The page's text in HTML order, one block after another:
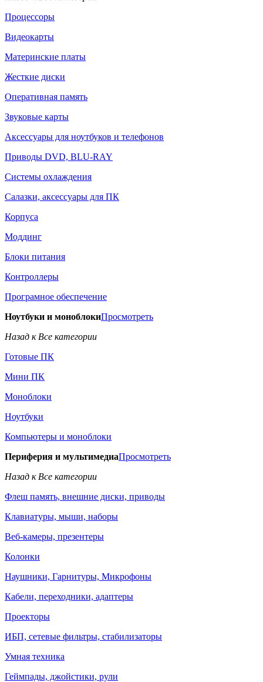
Процессоры
Видеокарты
Материнские платы
Жесткие диски
Оперативная память
Звуковые карты
Аксессуары для ноутбуков и телефонов
Приводы DVD, BLU-RAY
Системы охлаждения
Салазки, аксессуары для ПК
Корпуса
Моддинг
Блоки питания
Контроллеры
Програмное обеспечение
Ноутбуки и моноблокиПросмотреть
Назад к Все категории
Готовые ПК
Мини ПК
Моноблоки
Ноутбуки
Компьютеры и моноблоки
Периферия и мультимедиаПросмотреть
Назад к Все категории
Флеш память, внешние диски, приводы
Клавиатуры, мыши, наборы
Веб-камеры, презентеры
Колонки
Наушники, Гарнитуры, Микрофоны
Кабели, переходники, адаптеры
Проекторы
ИБП, сетевые фильтры, стабилизаторы
Умная техника
Геймпады, джойстики, рули